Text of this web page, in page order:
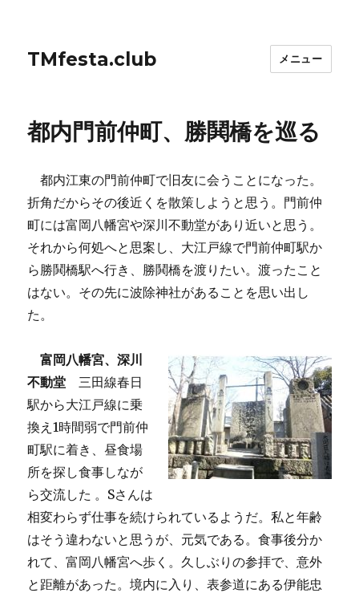
TMfesta.club メニュー
都内門前仲町、勝鬨橋を巡る
都内江東の門前仲町で旧友に会うことになった。
折角だからその後近くを散策しようと思う。門前仲
町には富岡八幡宮や深川不動堂があり近いと思う。
それから何処へと思案し、大江戸線で門前仲町駅か
ら勝鬨橋駅へ行き、勝鬨橋を渡りたい。渡ったこと
はない。その先に波除神社があることを思い出し
た。
富岡八幡宮、深川
不動堂 三田線春日
駅から大江戸線に乗
換え1時間弱で門前仲
町駅に着き、昼食場
所を探し食事しなが
ら交流した 。Sさんは
相変わらず仕事を続けられているようだ。私と年齢
はそう違わないと思うが、元気である。食事後分か
れて、富岡八幡宮へ歩く。久しぶりの参拝で、意外
と距離があった。境内に入り、表参道にある伊能忠